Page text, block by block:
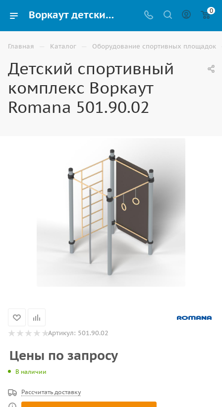
Воркаут детский Romana 501.90.02 для спортивной площадки купить в Элисте 0
Главная — Каталог — Оборудование спортивных площадок
Детский спортивный
комплекс Воркаут
Romana 501.90.02
Артикул: 501.90.02
Цены по запросу
В наличии
Рассчитать доставку